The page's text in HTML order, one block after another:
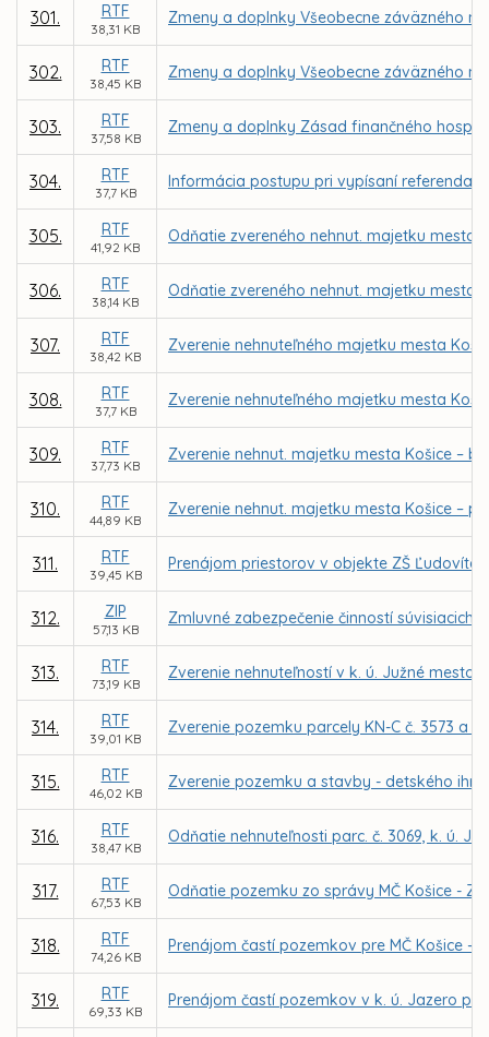
301. RTF
38,31 KB
Zmeny a doplnky Všeobecne záväzného
302. RTF
38,45 KB
Zmeny a doplnky Všeobecne záväzného
303. RTF
37,58 KB
Zmeny a doplnky Zásad finančného
304. RTF
37,7 KB
Informácia postupu pri vypísaní referenda
305. RTF
41,92 KB
Odňatie zvereného nehnut. majetku mesta
306. RTF
38,14 KB
Odňatie zvereného nehnut. majetku mesta
307. RTF
38,42 KB
Zverenie nehnuteľného majetku mesta
308. RTF
37,7 KB
Zverenie nehnuteľného majetku mesta
309. RTF
37,73 KB
Zverenie nehnut. majetku mesta Košice –
310. RTF
44,89 KB
Zverenie nehnut. majetku mesta Košice –
311. RTF
39,45 KB
Prenájom priestorov v objekte ZŠ Ľudovíta
312. ZIP
57,13 KB
Zmluvné zabezpečenie činností súvisiacich
313. RTF
73,19 KB
Zverenie nehnuteľností v k. ú. Južné mesto
314. RTF
39,01 KB
Zverenie pozemku parcely KN-C č. 3573 a
315. RTF
46,02 KB
Zverenie pozemku a stavby - detského
316. RTF
38,47 KB
Odňatie nehnuteľnosti parc. č. 3069, k. ú.
317. RTF
67,53 KB
Odňatie pozemku zo správy MČ Košice -
318. RTF
74,26 KB
Prenájom častí pozemkov pre MČ Košice
319. RTF
69,33 KB
Prenájom častí pozemkov v k. ú. Jazero